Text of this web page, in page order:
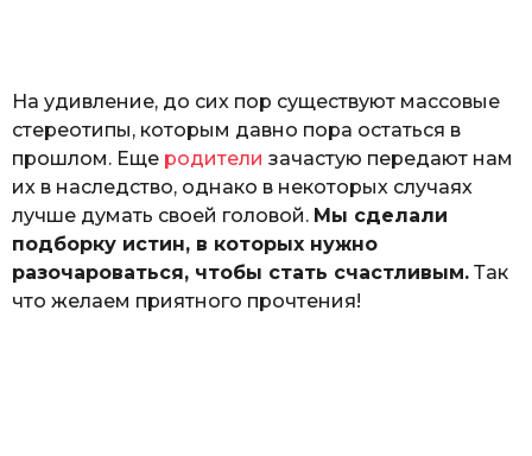
На удивление, до сих пор существуют массовые
стереотипы, которым давно пора остаться в
прошлом. Еще родители зачастую передают нам
их в наследство, однако в некоторых случаях
лучше думать своей головой. Мы сделали
подборку истин, в которых нужно
разочароваться, чтобы стать счастливым. Так
что желаем приятного прочтения!